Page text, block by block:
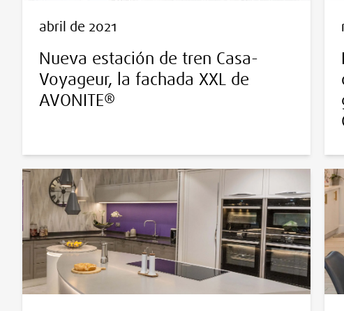
abril de 2021
Nueva estación de tren Casa-
Voyageur, la fachada XXL de
AVONITE®